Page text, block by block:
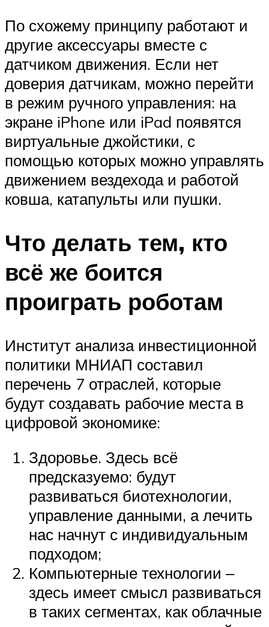
По схожему принципу работают и
другие аксессуары вместе с
датчиком движения. Если нет
доверия датчикам, можно перейти
в режим ручного управления: на
экране iPhone или iPad появятся
виртуальные джойстики, с
помощью которых можно управлять
движением вездехода и работой
ковша, катапульты или пушки.
Что делать тем, кто
всё же боится
проиграть роботам
Институт анализа инвестиционной
политики МНИАП составил
перечень 7 отраслей, которые
будут создавать рабочие места в
цифровой экономике:
Здоровье. Здесь всё
предсказуемо: будут
развиваться биотехнологии,
управление данными, а лечить
нас начнут с индивидуальным
подходом;
Компьютерные технологии ‒
здесь имеет смысл развиваться
в таких сегментах, как облачные